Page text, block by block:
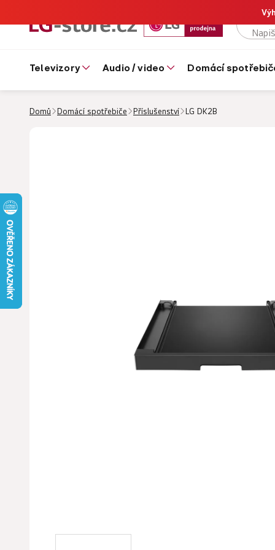
televizory audio / video domácí
Domů Domácí spotřebiče Příslušenství LG DK2B